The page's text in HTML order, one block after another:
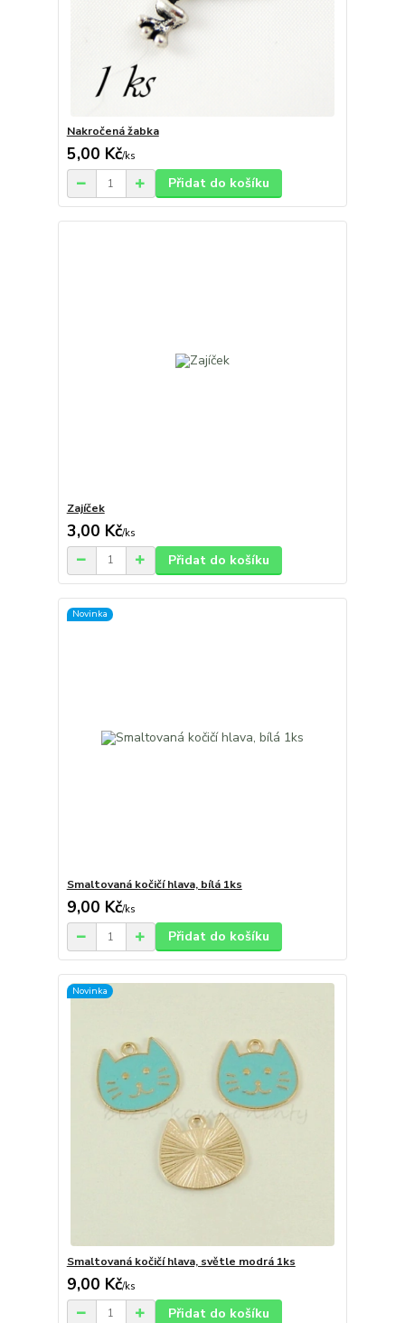
Nakročená žabka
5,00 Kč/ks
Přidat do košíku
Zajíček
3,00 Kč/ks
Přidat do košíku
Novinka
Smaltovaná kočičí hlava, bílá 1ks
9,00 Kč/ks
Přidat do košíku
Novinka
Smaltovaná kočičí hlava, světle modrá 1ks
9,00 Kč/ks
Přidat do košíku